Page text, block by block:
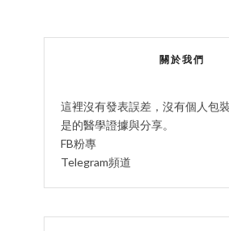
關於我們
這裡沒有發表誤差，沒有個人包
是的醫學證據與分享。
FB粉專
Telegram頻道